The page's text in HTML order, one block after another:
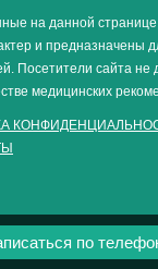
на данной
и предназначены
Посетители сайта не
медицинских
по